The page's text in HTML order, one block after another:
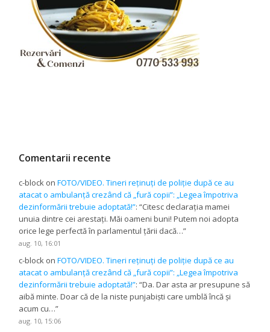
Comentarii recente
c-block onFOTO/VIDEO. Tineri reținuți de poliție după ce au
atacat o ambulanță crezând că „fură copii”: „Legea împotriva
dezinformării trebuie adoptată!”: “Citesc declarația mamei
unuia dintre cei arestați. Măi oameni buni! Putem noi adopta
orice lege perfectă în parlamentul țării dacă…”
aug. 10, 16:01
c-block onFOTO/VIDEO. Tineri reținuți de poliție după ce au
atacat o ambulanță crezând că „fură copii”: „Legea împotriva
dezinformării trebuie adoptată!”: “Da. Dar asta ar presupune să
aibă minte. Doar că de la niste punjabiști care umblă încă și
acum cu…”
aug. 10, 15:06